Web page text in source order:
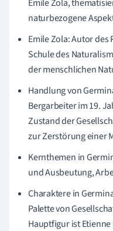
Emile Zola,
naturbezogene
Emile Zola: Autor
Schule des
der menschlichen
Handlung von
Bergarbeiter im 19.
Zustand der
zur Zerstörung einer
Kernthemen in
und Ausbeutung,
Charaktere in
Palette von
Hauptfigur ist Etienne